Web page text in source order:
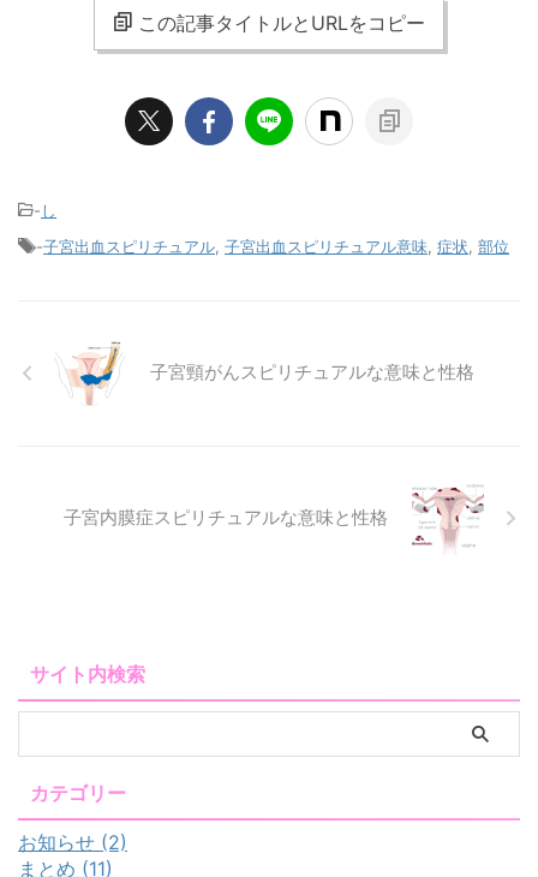
この記事タイトルとURLをコピー
-し
-子宮出血スピリチュアル 子宮出血スピリチュアル意味 症状 部位
子宮頸がんスピリチュアルな意味と性格
子宮内膜症スピリチュアルな意味と性格
サイト内検索
カテゴリー
お知らせ (2)
まとめ (11)